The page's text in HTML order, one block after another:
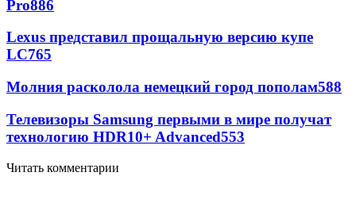
Pro886
Lexus представил прощальную версию купе
LC765
Молния расколола немецкий город пополам588
Телевизоры Samsung первыми в мире получат
технологию HDR10+ Advanced553
Читать комментарии